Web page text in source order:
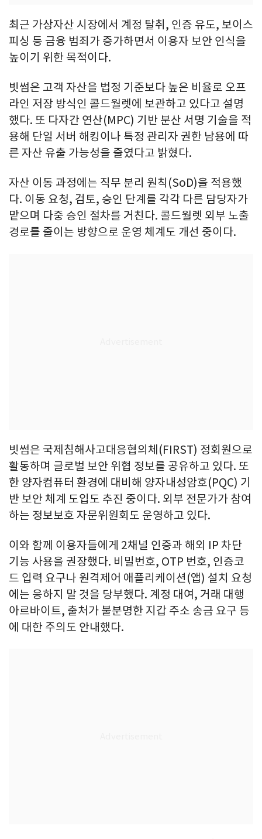
최근 가상자산 시장에서 계정 탈취, 인증 유도, 보이스
피싱 등 금융 범죄가 증가하면서 이용자 보안 인식을
높이기 위한 목적이다.
빗썸은 고객 자산을 법정 기준보다 높은 비율로 오프
라인 저장 방식인 콜드월렛에 보관하고 있다고 설명
했다. 또 다자간 연산(MPC) 기반 분산 서명 기술을 적
용해 단일 서버 해킹이나 특정 관리자 권한 남용에 따
른 자산 유출 가능성을 줄였다고 밝혔다.
자산 이동 과정에는 직무 분리 원칙(SoD)을 적용했
다. 이동 요청, 검토, 승인 단계를 각각 다른 담당자가
맡으며 다중 승인 절차를 거친다. 콜드월렛 외부 노출
경로를 줄이는 방향으로 운영 체계도 개선 중이다.
빗썸은 국제침해사고대응협의체(FIRST) 정회원으로
활동하며 글로벌 보안 위협 정보를 공유하고 있다. 또
한 양자컴퓨터 환경에 대비해 양자내성암호(PQC) 기
반 보안 체계 도입도 추진 중이다. 외부 전문가가 참여
하는 정보보호 자문위원회도 운영하고 있다.
이와 함께 이용자들에게 2채널 인증과 해외 IP 차단
기능 사용을 권장했다. 비밀번호, OTP 번호, 인증코
드 입력 요구나 원격제어 애플리케이션(앱) 설치 요청
에는 응하지 말 것을 당부했다. 계정 대여, 거래 대행
아르바이트, 출처가 불분명한 지갑 주소 송금 요구 등
에 대한 주의도 안내했다.